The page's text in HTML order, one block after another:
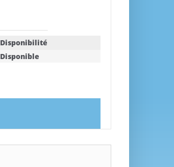
Disponibilité
Disponible